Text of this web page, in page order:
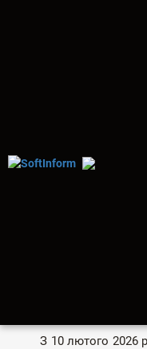
З 10 лютого 2026